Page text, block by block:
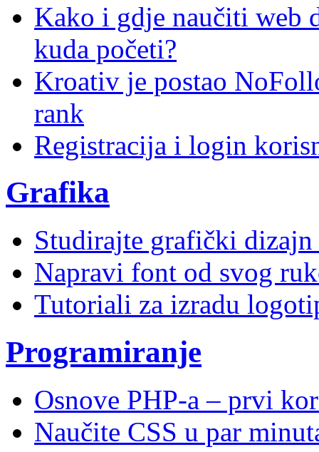
Kako i gdje naučiti web
kuda početi?
Kroativ je postao
rank
Registracija i login
Grafika
Studirajte grafički dizajn
Napravi font od svog
Tutoriali za izradu
Programiranje
Osnove PHP-a – prvi
Naučite CSS u par